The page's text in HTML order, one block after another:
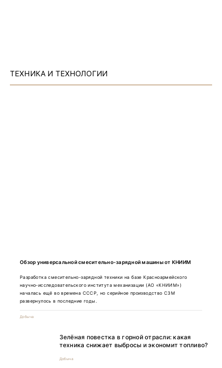
ТЕХНИКА И ТЕХНОЛОГИИ
Обзор универсальной смесительно-зарядной машины от КНИИМ
Разработка смесительно-зарядной техники на базе Красноармейского
научно-исследовательского института механизации (АО «КНИИМ»)
началась ещё во времена СССР, но серийное производство СЗМ
развернулось в последние годы.
Добыча
Зелёная повестка в горной отрасли: какая
техника снижает выбросы и экономит топливо?
Добыча